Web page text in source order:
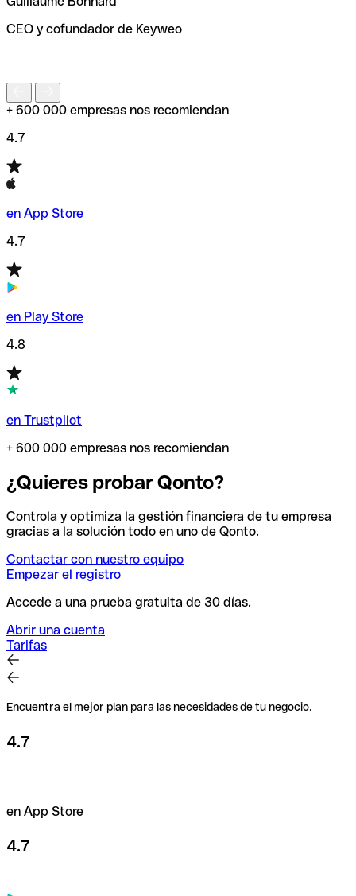
de enviar tu transferencia.
CEO y cofundador de Keyweo
+ 600 000 empresas nos recomiendan
4.7
en App Store
4.7
en Play Store
4.8
en Trustpilot
+ 600 000 empresas nos recomiendan
¿Quieres probar Qonto?
Controla y optimiza la gestión financiera de tu empresa
gracias a la solución todo en uno de Qonto.
Contactar con nuestro equipo
Empezar el registro
Accede a una prueba gratuita de 30 días.
Abrir una cuenta
Tarifas
Encuentra el mejor plan para las necesidades de tu negocio.
4.7
en App Store
4.7